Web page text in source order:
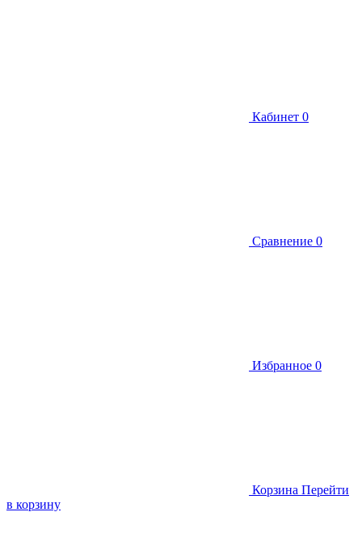
Кабинет 0
Сравнение 0
Избранное 0
Корзина Перейти
в корзину